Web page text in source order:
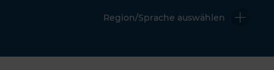
Region/Sprache auswählen